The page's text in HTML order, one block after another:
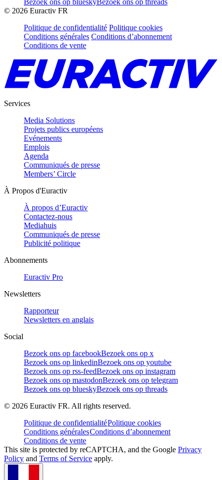
© 2026 Euractiv FR
Politique de confidentialité Politique cookies
Conditions générales Conditions d’abonnement
Conditions de vente
Services
Media Solutions
Projets publics européens
Evénements
Emplois
Agenda
Communiqués de presse
Members’ Circle
À Propos d'Euractiv
À propos d’Euractiv
Contactez-nous
Mediahuis
Communiqués de presse
Publicité politique
Abonnements
Euractiv Pro
Newsletters
Rapporteur
Newsletters en anglais
Social
Bezoek ons op facebookBezoek ons op x
Bezoek ons op linkedinBezoek ons op youtube
Bezoek ons op rss-feedBezoek ons op instagram
Bezoek ons op mastodonBezoek ons op telegram
Bezoek ons op blueskyBezoek ons op threads
© 2026 Euractiv FR. All rights reserved.
Politique de confidentialitéPolitique cookies
Conditions généralesConditions d’abonnement
Conditions de vente
This site is protected by reCAPTCHA, and the Google Privacy
Policy and Terms of Service apply.